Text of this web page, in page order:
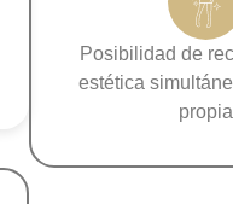
Posibilidad de
estética
propia